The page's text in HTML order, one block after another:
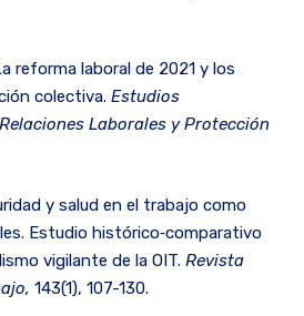
reforma laboral de 2021 y los
colectiva. Estudios
Laborales y Protección
y salud en el trabajo como
Estudio histórico‐comparativo
vigilante de la OIT. Revista
143(1), 107-130.